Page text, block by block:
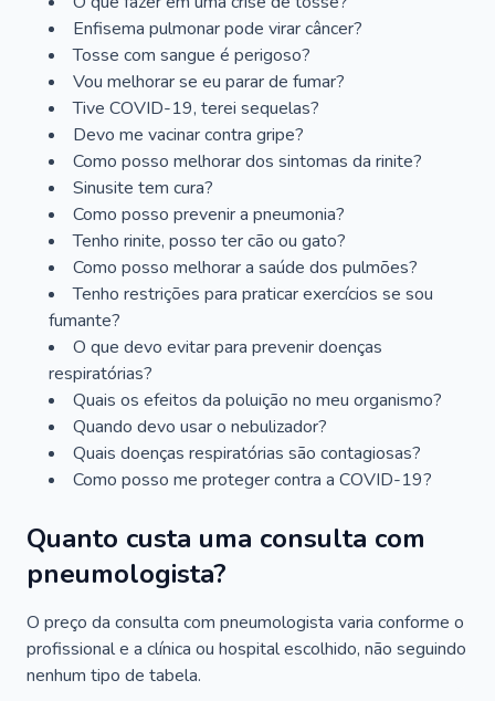
Enfisema pulmonar pode virar câncer?
Tosse com sangue é perigoso?
Vou melhorar se eu parar de fumar?
Tive COVID-19, terei sequelas?
Devo me vacinar contra gripe?
Como posso melhorar dos sintomas da rinite?
Sinusite tem cura?
Como posso prevenir a pneumonia?
Tenho rinite, posso ter cão ou gato?
Como posso melhorar a saúde dos pulmões?
Tenho restrições para praticar exercícios se sou
fumante?
O que devo evitar para prevenir doenças
respiratórias?
Quais os efeitos da poluição no meu organismo?
Quando devo usar o nebulizador?
Quais doenças respiratórias são contagiosas?
Como posso me proteger contra a COVID-19?
Quanto custa uma consulta com
pneumologista?
O preço da consulta com pneumologista varia conforme o
profissional e a clínica ou hospital escolhido, não seguindo
nenhum tipo de tabela.